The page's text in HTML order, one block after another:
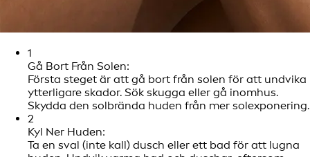
1
Gå Bort Från Solen:
Första steget är att gå bort från solen för att undvika
ytterligare skador. Sök skugga eller gå inomhus.
Skydda den solbrända huden från mer solexponering.
2
Kyl Ner Huden:
Ta en sval (inte kall) dusch eller ett bad för att lugna